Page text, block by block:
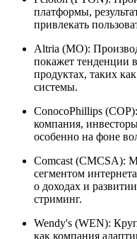
платформы,
привлекать
Altria (MO):
покажет тенденции
продуктах, таких
системы.
ConocoPhillips
компания,
особенно на фоне
Comcast (CMCSA):
сегментом
о доходах и
стриминг.
Wendy's (WEN):
как компания